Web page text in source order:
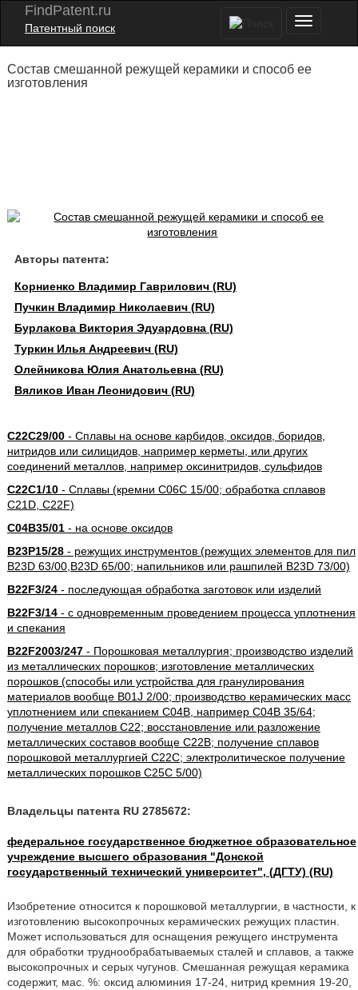
FindPatent.ru
Патентный поиск
Состав смешанной режущей керамики и способ ее
изготовления
Авторы патента:
Корниенко Владимир Гаврилович (RU)
Пучкин Владимир Николаевич (RU)
Бурлакова Виктория Эдуардовна (RU)
Туркин Илья Андреевич (RU)
Олейникова Юлия Анатольевна (RU)
Вяликов Иван Леонидович (RU)
C22C29/00- Сплавы на основе карбидов, оксидов, боридов,
нитридов или силицидов, например керметы, или других
соединений металлов, например оксинитридов, сульфидов
C22C1/10- Сплавы (кремни C06C 15/00; обработка сплавов
C21D, C22F)
C04B35/01- на основе оксидов
B23P15/28- режущих инструментов (режущих элементов для пил
B23D 63/00,B23D 65/00; напильников или рашпилей B23D 73/00)
B22F3/24- последующая обработка заготовок или изделий
B22F3/14- с одновременным проведением процесса уплотнения
и спекания
B22F2003/247- Порошковая металлургия; производство изделий
из металлических порошков; изготовление металлических
порошков (способы или устройства для гранулирования
материалов вообще B01J 2/00; производство керамических масс
уплотнением или спеканием C04B, например C04B 35/64;
получение металлов C22; восстановление или разложение
металлических составов вообще C22B; получение сплавов
порошковой металлургией C22C; электролитическое получение
металлических порошков C25C 5/00)
Владельцы патента RU 2785672:
федеральное государственное бюджетное образовательное
учреждение высшего образования "Донской
государственный технический университет", (ДГТУ) (RU)
Изобретение относится к порошковой металлургии, в частности, к
изготовлению высокопрочных керамических режущих пластин.
Может использоваться для оснащения режущего инструмента
для обработки труднообрабатываемых сталей и сплавов, а также
высокопрочных и серых чугунов. Смешанная режущая керамика
содержит, мас. %: оксид алюминия 17-24, нитрид кремния 19-20,